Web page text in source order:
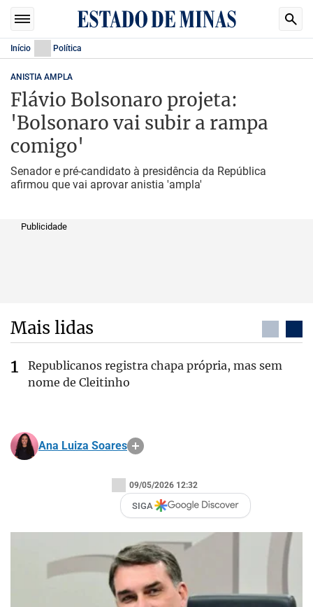
Início Política
ANISTIA AMPLA
Flávio Bolsonaro projeta:
'Bolsonaro vai subir a rampa
comigo'
Senador e pré-candidato à presidência da República
afirmou que vai aprovar anistia 'ampla'
Publicidade
Mais lidas
Republicanos registra chapa própria, mas sem
nome de Cleitinho
Ana Luiza Soares
09/05/2026 12:32
SIGA